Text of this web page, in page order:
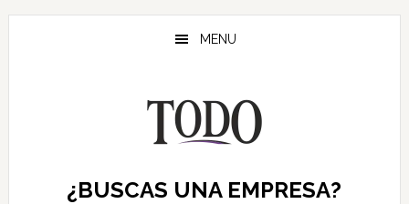
Saltar
Saltar
Saltar
MENU
¿BUSCAS UNA EMPRESA?